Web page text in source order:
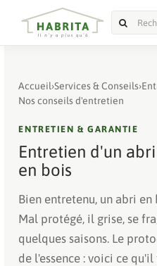
Accueil›Services & Conseils›
Nos conseils d'entretien
ENTRETIEN & GARANTIE
Entretien d'un
en bois
Bien entretenu, un abri
Mal protégé, il grise, se
quelques saisons. Le
de l'essence : voici ce